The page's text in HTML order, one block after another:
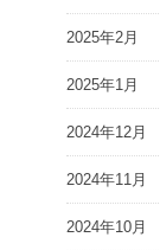
2025年2月
2025年1月
2024年12月
2024年11月
2024年10月